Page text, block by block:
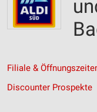
Filiale &
Discounter Prospekte